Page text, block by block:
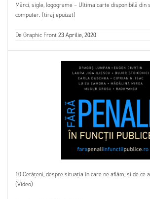
Mărci, sigle, logograme – Ultima carte disponibilă din
computer. (tiraj epuizat)
DeGraphic Front23 Aprilie, 2020
10 Cetățeni, despre situația în care ne aflăm, și de ce
(Video)